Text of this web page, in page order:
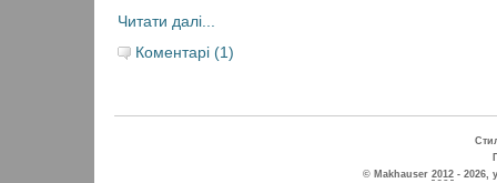
Читати далі...
Коментарі (1)
© Makhauser 2012- 2026,